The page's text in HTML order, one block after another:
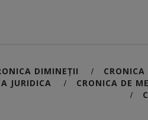
DIMINEȚII / CRONICA
JURIDICA / CRONICA DE
/